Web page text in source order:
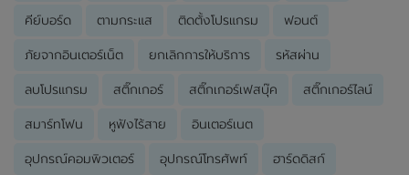
คีย์บอร์ด ตามกระแส ติดตั้งโปรแกรม ฟอนต์
ภัยจากอินเตอร์เน็ต ยกเลิกการให้บริการ รหัสผ่าน
ลบโปรแกรม สติ๊กเกอร์ สติ๊กเกอร์เฟสบุ๊ค สติ๊กเกอร์ไลน์
สมาร์ทโฟน หูฟังไร้สาย อินเตอร์เนต
อุปกรณ์คอมพิวเตอร์ อุปกรณ์โทรศัพท์ ฮาร์ดดิสก์